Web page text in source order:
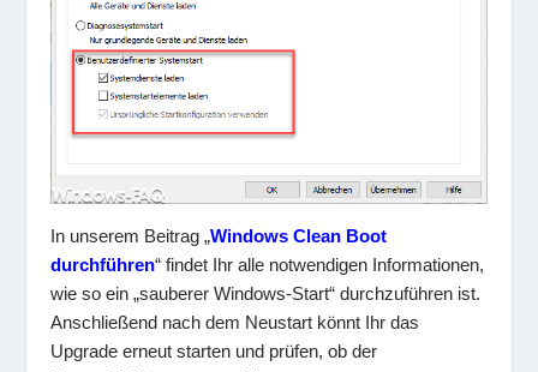
In unserem Beitrag „Windows Clean Boot
durchführen“ findet Ihr alle notwendigen Informationen,
wie so ein „sauberer Windows-Start“ durchzuführen ist.
Anschließend nach dem Neustart könnt Ihr das
Upgrade erneut starten und prüfen, ob der